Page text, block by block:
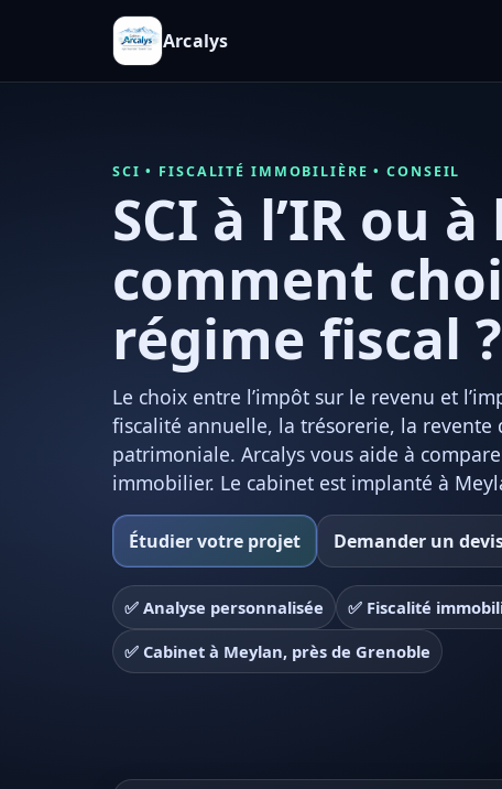
Arcalys
SCI • FISCALITÉ IMMOBILIÈRE • CONSEIL
SCI à l’IR ou à
comment
régime fiscal ?
Le choix entre l’impôt sur le revenu et
fiscalité annuelle, la trésorerie, la revente
patrimoniale. Arcalys vous aide à
immobilier. Le cabinet est implanté à
Étudier votre projet Demander un
✅ Analyse personnalisée ✅ Fiscalité
✅ Cabinet à Meylan, près de Grenoble